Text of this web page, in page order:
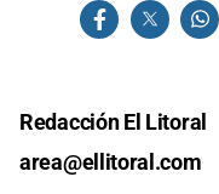
Redacción El Litoral
area@ellitoral.com